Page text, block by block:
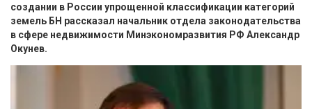
создании в России упрощенной классификации категорий
земель БН рассказал начальник отдела законодательства
в сфере недвижимости Минэкономразвития РФ Александр
Окунев.